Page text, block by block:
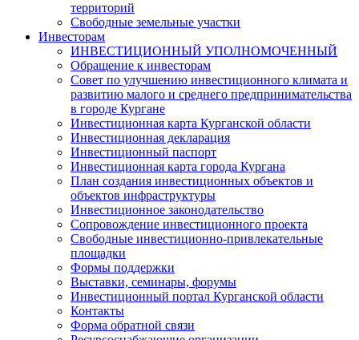
территорий
Свободные земельные участки
Инвесторам
ИНВЕСТИЦИОННЫЙ УПОЛНОМОЧЕННЫЙ
Обращение к инвесторам
Совет по улучшению инвестиционного климата и
развитию малого и среднего предпринимательства
в городе Кургане
Инвестиционная карта Курганской области
Инвестиционная декларация
Инвестиционный паспорт
Инвестиционная карта города Кургана
План создания инвестиционных объектов и
объектов инфраструктуры
Инвестиционное законодательство
Сопровождение инвестиционного проекта
Свободные инвестиционно-привлекательные
площадки
Формы поддержки
Выставки, семинары, форумы
Инвестиционный портал Курганской области
Контакты
Форма обратной связи